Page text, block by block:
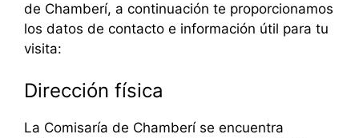
de Chamberí, a continuación te proporcionamos
los datos de contacto e información útil para tu
visita:
Dirección física
La Comisaría de Chamberí se encuentra